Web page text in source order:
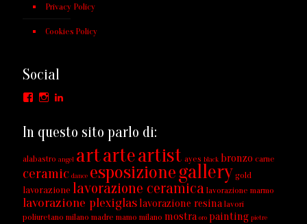
Privacy Policy
Cookies Policy
Social
Facebook
Instagram
In questo sito parlo di:
alabastro angel artarteartist ayes black bronzo carne
ceramic dance esposizionegallery gold
lavorazione lavorazione ceramica lavorazione marmo
lavorazione plexiglas lavorazione resina lavori
poliuretano milano madre mamo milano mostra oro painting pietre